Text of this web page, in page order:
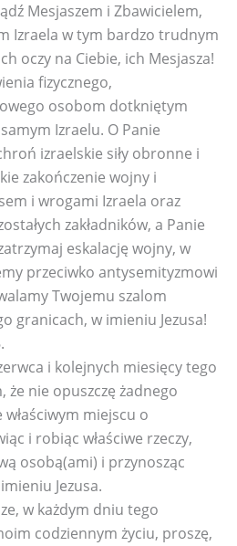
Mesjaszem i Zbawicielem,
Izraela w tym bardzo trudnym
oczy na Ciebie, ich Mesjasza!
fizycznego,
osobom dotkniętym
Izraelu. O Panie
izraelskie siły obronne i
zakończenie wojny i
i wrogami Izraela oraz
zakładników, a Panie
eskalację wojny, w
przeciwko antysemityzmowi
Twojemu szalom
granicach, w imieniu Jezusa!
i kolejnych miesięcy tego
że nie opuszczę żadnego
miejscu o
i robiąc właściwe rzeczy,
osobą(ami) i przynosząc
Jezusa.
w każdym dniu tego
codziennym życiu, proszę,